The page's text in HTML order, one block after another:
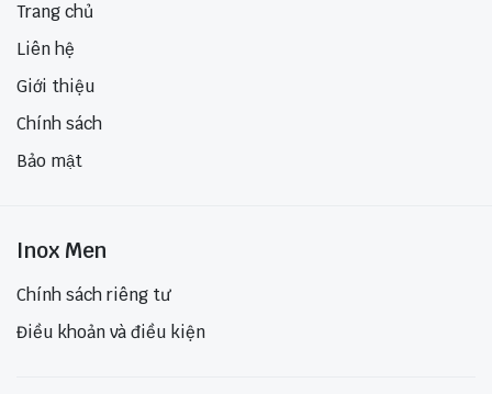
Trang chủ
Liên hệ
Giới thiệu
Chính sách
Bảo mật
Inox Men
Chính sách riêng tư
Điều khoản và điều kiện